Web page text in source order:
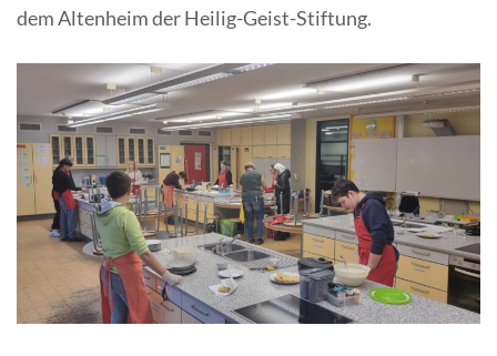
dem Altenheim der Heilig-Geist-Stiftung.